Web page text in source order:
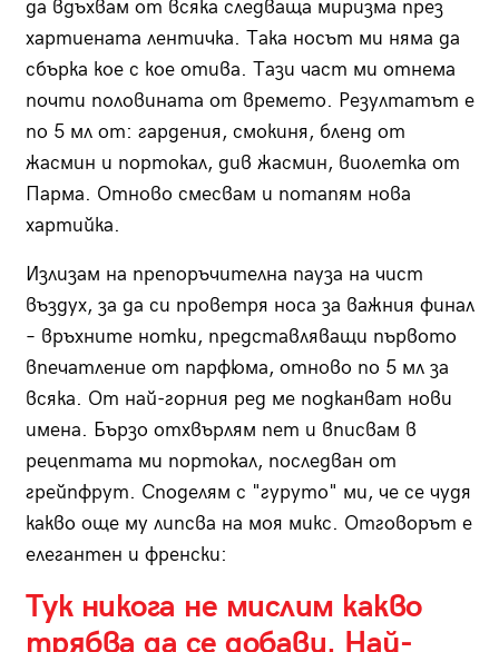
да вдъхвам от всяка следваща миризма през
хартиената лентичка. Така носът ми няма да
сбърка кое с кое отива. Тази част ми отнема
почти половината от времето. Резултатът е
по 5 мл от: гардения, смокиня, бленд от
жасмин и портокал, див жасмин, виолетка от
Парма. Отново смесвам и потапям нова
хартийка.
Излизам на препоръчителна пауза на чист
въздух, за да си проветря носа за важния финал
– връхните нотки, представляващи първото
впечатление от парфюма, отново по 5 мл за
всяка. От най-горния ред ме подканват нови
имена. Бързо отхвърлям пет и вписвам в
рецептата ми портокал, последван от
грейпфрут. Споделям с "гуруто" ми, че се чудя
какво още му липсва на моя микс. Отговорът е
елегантен и френски:
Тук никога не мислим какво
трябва да се добави. Най-